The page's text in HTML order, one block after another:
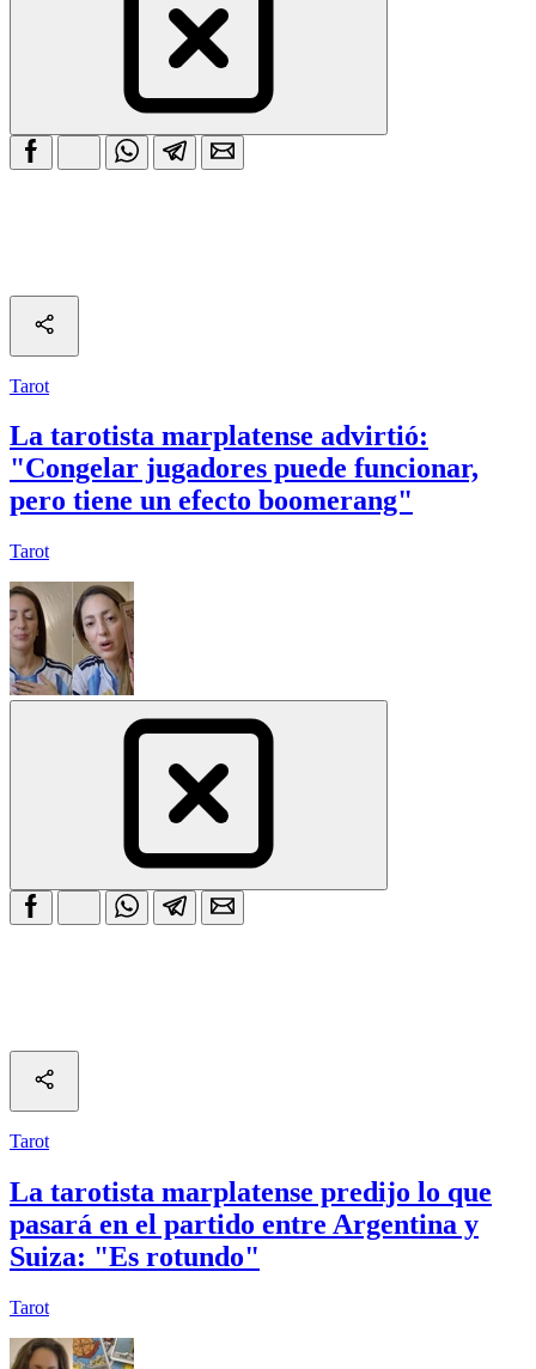
Tarot
La tarotista marplatense advirtió:
"Congelar jugadores puede funcionar,
pero tiene un efecto boomerang"
Tarot
Tarot
La tarotista marplatense predijo lo que
pasará en el partido entre Argentina y
Suiza: "Es rotundo"
Tarot